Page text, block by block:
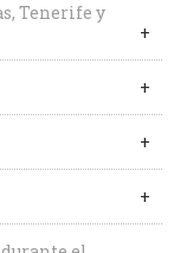
Tenerife y